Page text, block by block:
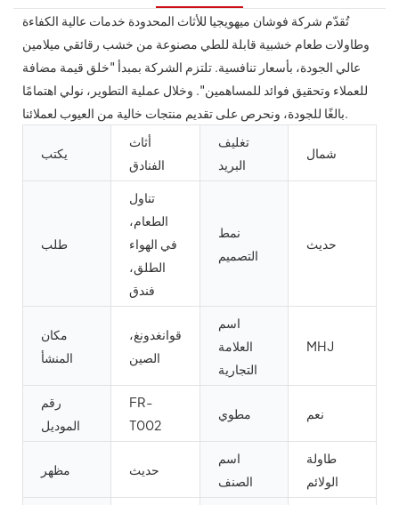
تُقدّم شركة فوشان ميهويجيا للأثاث المحدودة خدمات عالية الكفاءة
وطاولات طعام خشبية قابلة للطي مصنوعة من خشب رقائقي ميلامين
عالي الجودة، بأسعار تنافسية. تلتزم الشركة بمبدأ "خلق قيمة مضافة
للعملاء وتحقيق فوائد للمساهمين". وخلال عملية التطوير، نولي اهتمامًا
بالغًا للجودة، ونحرص على تقديم منتجات خالية من العيوب لعملائنا.
يكتب
أثاث
الفنادق
تغليف
البريد
شمال
طلب
تناول
الطعام،
في الهواء
الطلق،
فندق
نمط
التصميم
حديث
مكان
المنشأ
قوانغدونغ،
الصين
اسم
العلامة
التجارية
MHJ
رقم
الموديل
FR-
T002
مطوي نعم
مظهر حديث
اسم
الصنف
طاولة
الولائم